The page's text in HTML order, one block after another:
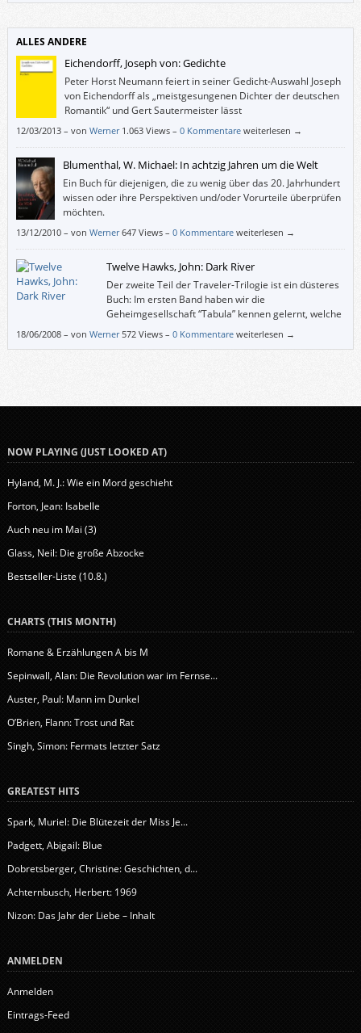
ALLES ANDERE
Eichendorff, Joseph von: Gedichte
Peter Horst Neumann feiert in seiner Gedicht-Auswahl Joseph
von Eichendorff als „meistgesungenen Dichter der deutschen
Romantik“ und Gert Sautermeister lässt
LiteraturwissenschaftlerInnen jeweils zwei gegensätzliche
12/03/2013– von Werner 1.063 Views – 0 Kommentare weiterlesen →
Blumenthal, W. Michael: In achtzig Jahren um die Welt
Ein Buch für diejenigen, die zu wenig über das 20. Jahrhundert
wissen oder ihre Perspektiven und/oder Vorurteile überprüfen
möchten.
13/12/2010– von Werner 647 Views – 0 Kommentare weiterlesen →
Twelve Hawks, John: Dark River
Der zweite Teil der Traveler-Trilogie ist ein düsteres
Buch: Im ersten Band haben wir die
Geheimgesellschaft “Tabula” kennen gelernt, welche
die Menschheit mittels eines globalen
18/06/2008– von Werner 572 Views – 0 Kommentare weiterlesen →
NOW PLAYING (JUST LOOKED AT)
Hyland, M. J.: Wie ein Mord geschieht
Forton, Jean: Isabelle
Auch neu im Mai (3)
Glass, Neil: Die große Abzocke
Bestseller-Liste (10.8.)
CHARTS (THIS MONTH)
Romane & Erzählungen A bis M
Sepinwall, Alan: Die Revolution war im Fernse...
Auster, Paul: Mann im Dunkel
O’Brien, Flann: Trost und Rat
Singh, Simon: Fermats letzter Satz
GREATEST HITS
Spark, Muriel: Die Blütezeit der Miss Je...
Padgett, Abigail: Blue
Dobretsberger, Christine: Geschichten, d...
Achternbusch, Herbert: 1969
Nizon: Das Jahr der Liebe – Inhalt
ANMELDEN
Anmelden
Eintrags-Feed